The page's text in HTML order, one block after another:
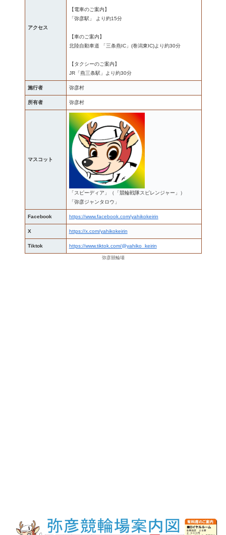
アクセス
【電車のご案内】
「弥彦駅」 より約15分
【車のご案内】
北陸自動車道 「三条燕IC」(巻潟東IC)より約30分
【タクシーのご案内】
JR「燕三条駅」より約30分
施行者 弥彦村
所有者 弥彦村
マスコット
「スピーディア」（「競輪戦隊スピレンジャー」）
「弥彦ジャンタロウ」
Facebook https://www.facebook.com/yahikokeirin
X https://x.com/yahikokeirin
Tiktok https://www.tiktok.com/@yahiko_keirin
弥彦競輪場